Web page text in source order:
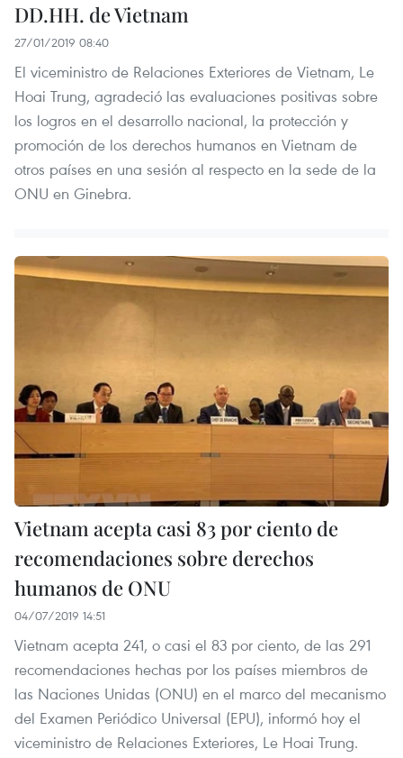
DD.HH. de Vietnam
27/01/2019 08:40
El viceministro de Relaciones Exteriores de Vietnam, Le
Hoai Trung, agradeció las evaluaciones positivas sobre
los logros en el desarrollo nacional, la protección y
promoción de los derechos humanos en Vietnam de
otros países en una sesión al respecto en la sede de la
ONU en Ginebra.
Vietnam acepta casi 83 por ciento de
recomendaciones sobre derechos
humanos de ONU
04/07/2019 14:51
Vietnam acepta 241, o casi el 83 por ciento, de las 291
recomendaciones hechas por los países miembros de
las Naciones Unidas (ONU) en el marco del mecanismo
del Examen Periódico Universal (EPU), informó hoy el
viceministro de Relaciones Exteriores, Le Hoai Trung.